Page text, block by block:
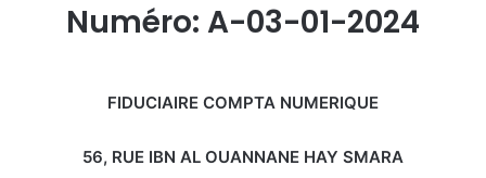
Numéro: A-03-01-2024
FIDUCIAIRE COMPTA NUMERIQUE
56, RUE IBN AL OUANNANE HAY SMARA